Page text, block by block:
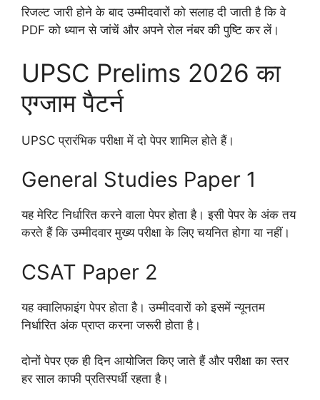
रिजल्ट जारी होने के बाद उम्मीदवारों को सलाह दी जाती है कि वे
PDF को ध्यान से जांचें और अपने रोल नंबर की पुष्टि कर लें।
UPSC Prelims 2026 का
एग्जाम पैटर्न
UPSC प्रारंभिक परीक्षा में दो पेपर शामिल होते हैं।
General Studies Paper 1
यह मेरिट निर्धारित करने वाला पेपर होता है। इसी पेपर के अंक तय
करते हैं कि उम्मीदवार मुख्य परीक्षा के लिए चयनित होगा या नहीं।
CSAT Paper 2
यह क्वालिफाइंग पेपर होता है। उम्मीदवारों को इसमें न्यूनतम
निर्धारित अंक प्राप्त करना जरूरी होता है।
दोनों पेपर एक ही दिन आयोजित किए जाते हैं और परीक्षा का स्तर
हर साल काफी प्रतिस्पर्धी रहता है।